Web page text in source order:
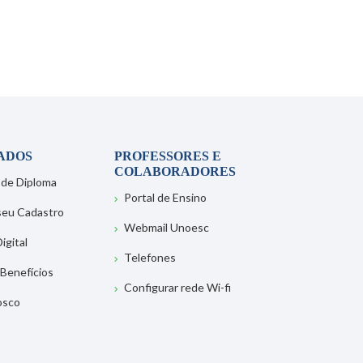
Diploma
Cadastro
PROFESSORES E
COLABORADORES
Portal de Ensino
Webmail Unoesc
Telefones
Configurar rede Wi-fi